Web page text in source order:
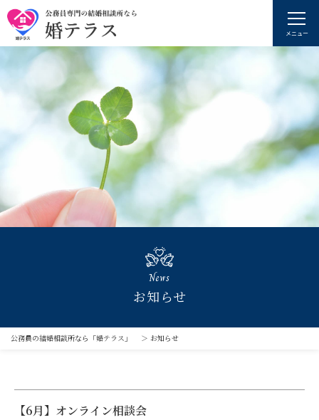
メニュー
News
お知らせ
公務員の結婚相談所なら「婚テラス」 ＞ お知らせ
【6月】オンライン相談会